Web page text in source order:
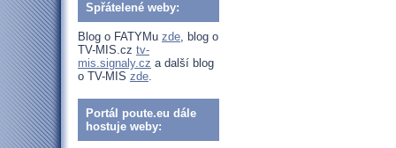
Spřátelené weby:
Blog o FATYMu zde, blog o
TV-MIS.cz tv-
mis.signaly.cz a další blog
o TV-MIS zde.
Portál poute.eu dále
hostuje weby: